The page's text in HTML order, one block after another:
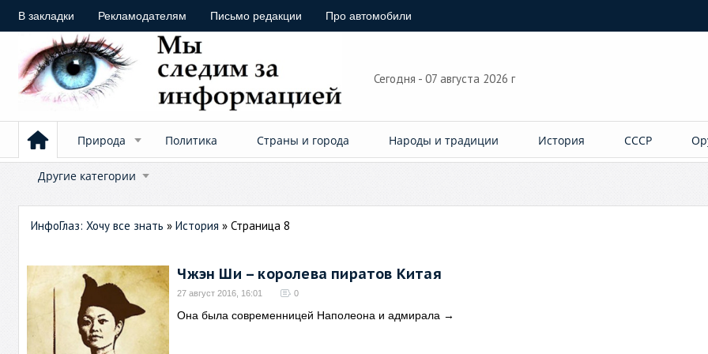
В закладки Рекламодателям Письмо редакции Про автомобили
Сегодня - 07 августа 2026 г
Природа Политика Страны и города Народы и традиции История СССР
Другие категории
ИнфоГлаз: Хочу все знать »История » Страница 8
Чжэн Ши – королева пиратов Китая
27 август 2016, 16:01 0
Она была современницей Наполеона и адмирала →